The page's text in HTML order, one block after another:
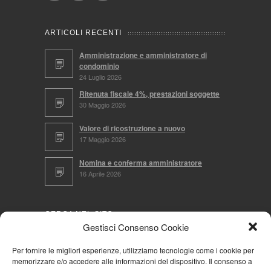
Gestisci Consenso Cookie
Per fornire le migliori esperienze, utilizziamo tecnologie come i cookie per
memorizzare e/o accedere alle informazioni del dispositivo. Il consenso a
ARTICOLI RECENTI
Amministrazione e amministratore di
condominio
24 Luglio 2026
Ritenuta fiscale 4%, prestazioni soggette
30 Maggio 2026
Valore di ricostruzione a nuovo
17 Maggio 2026
Nomina e conferma amministratore
16 Aprile 2026
CERCA NEL SITO